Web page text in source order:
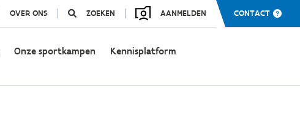
OVER ONS ZOEKEN AANMELDEN CONTACT
Onze sportkampen Kennisplatform